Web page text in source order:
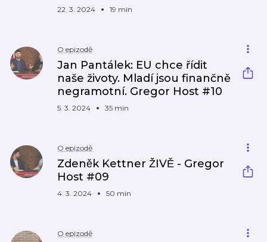
22. 3. 2024 19 min
O epizodě
Jan Pantálek: EU chce řídit
naše životy. Mladí jsou finančně
negramotní. Gregor Host #10
5. 3. 2024 35 min
O epizodě
Zdeněk Kettner ŽIVĚ - Gregor
Host #09
4. 3. 2024 50 min
O epizodě